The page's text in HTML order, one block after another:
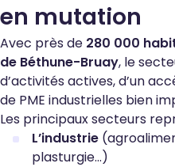
en mutation
Avec près de 280 000
de Béthune-Bruay, le
d’activités actives, d’un
de PME industrielles bien
Les principaux secteurs
L’industrie
plasturgie...)